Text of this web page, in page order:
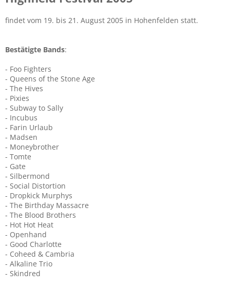
findet vom 19. bis 21. August 2005 in Hohenfelden statt.
Bestätigte Bands:
- Foo Fighters
- Queens of the Stone Age
- The Hives
- Pixies
- Subway to Sally
- Incubus
- Farin Urlaub
- Madsen
- Moneybrother
- Tomte
- Gate
- Silbermond
- Social Distortion
- Dropkick Murphys
- The Birthday Massacre
- The Blood Brothers
- Hot Hot Heat
- Openhand
- Good Charlotte
- Coheed & Cambria
- Alkaline Trio
- Skindred